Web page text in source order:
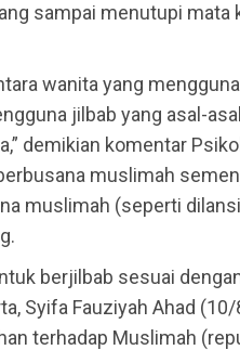
sampai menutupi mata
wanita yang
jilbab yang asal-
demikian komentar
muslimah
muslimah (seperti
berjilbab sesuai
Syifa Fauziyah Ahad
terhadap Muslimah